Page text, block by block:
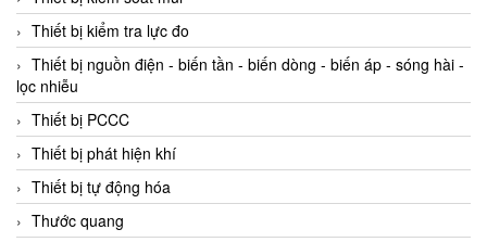
Thiết bị kiểm tra lực đo
Thiết bị nguồn điện - biến tần - biến dòng - biến áp - sóng hài -
lọc nhiễu
Thiết bị PCCC
Thiết bị phát hiện khí
Thiết bị tự động hóa
Thước quang